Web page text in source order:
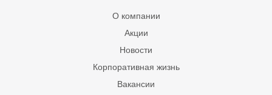
О компании
Акции
Новости
Корпоративная жизнь
Вакансии